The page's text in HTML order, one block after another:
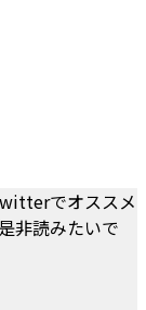
でオススメ
非読みたいで